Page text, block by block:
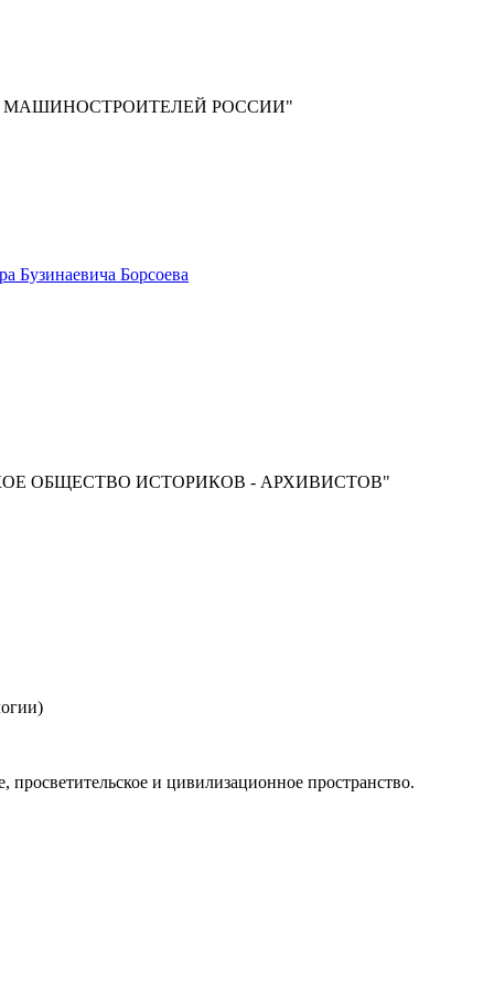
МАШИНОСТРОИТЕЛЕЙ РОССИИ"
Бузинаевича Борсоева
ОБЩЕСТВО ИСТОРИКОВ - АРХИВИСТОВ"
и цивилизационное пространство.